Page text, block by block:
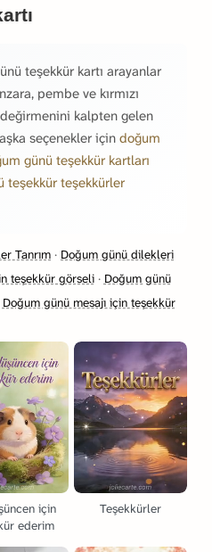
teşekkür kartı arayanlar
pembe ve kırmızı
kalpten gelen
seçenekler için doğum
günü teşekkür kartları
teşekkür teşekkürler
Tanrım · Doğum günü dilekleri
teşekkür görseli· Doğum günü
Doğum günü mesajı için teşekkür
için
ederim
Teşekkürler